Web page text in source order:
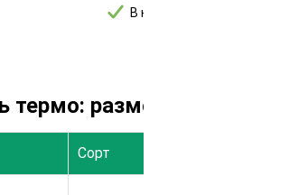
В наличии
термо: размеры и цены
Сорт